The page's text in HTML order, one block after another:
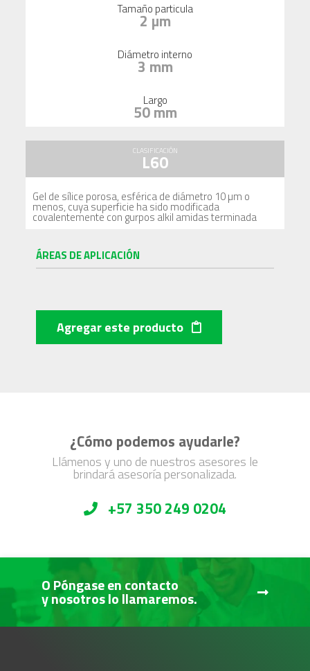
Tamaño particula
2 µm
Diámetro interno
3 mm
Largo
50 mm
CLASIFICACIÓN
L60
Gel de sílice porosa, esférica de diámetro 10 µm o
menos, cuya superficie ha sido modificada
covalentemente con gurpos alkil amidas terminada
ÁREAS DE APLICACIÓN
Agregar este producto
¿Cómo podemos ayudarle?
Llámenos y uno de nuestros asesores le
brindará asesoría personalizada.
+57 350 249 0204
O Póngase en contacto
y nosotros lo llamaremos.